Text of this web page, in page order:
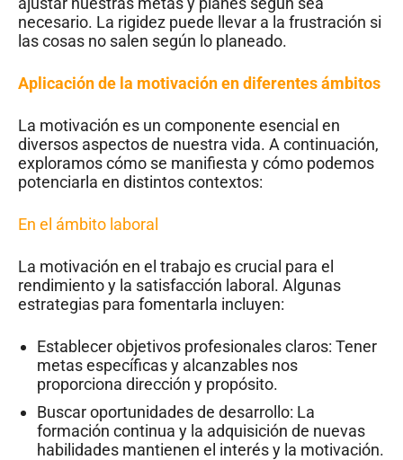
necesario. La rigidez puede llevar a la frustración si
las cosas no salen según lo planeado.
Aplicación de la motivación en diferentes ámbitos
La motivación es un componente esencial en
diversos aspectos de nuestra vida. A continuación,
exploramos cómo se manifiesta y cómo podemos
potenciarla en distintos contextos:
En el ámbito laboral
La motivación en el trabajo es crucial para el
rendimiento y la satisfacción laboral. Algunas
estrategias para fomentarla incluyen:
Establecer objetivos profesionales claros: Tener
metas específicas y alcanzables nos
proporciona dirección y propósito.
Buscar oportunidades de desarrollo: La
formación continua y la adquisición de nuevas
habilidades mantienen el interés y la motivación.